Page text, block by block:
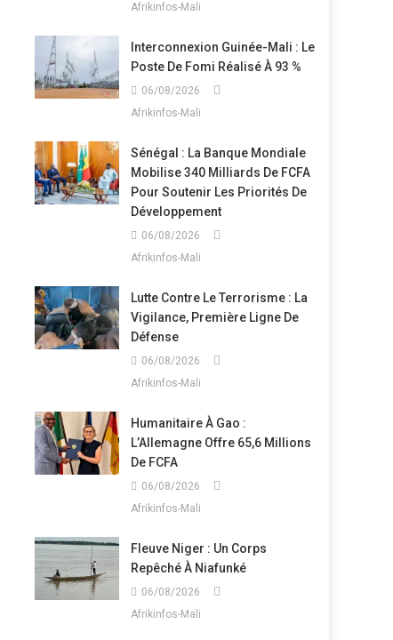
Afrikinfos-Mali
Interconnexion Guinée-Mali : Le
Poste De Fomi Réalisé À 93 %
06/08/2026
Afrikinfos-Mali
Sénégal : La Banque Mondiale
Mobilise 340 Milliards De FCFA
Pour Soutenir Les Priorités De
Développement
06/08/2026
Afrikinfos-Mali
Lutte Contre Le Terrorisme : La
Vigilance, Première Ligne De
Défense
06/08/2026
Afrikinfos-Mali
Humanitaire À Gao :
L’Allemagne Offre 65,6 Millions
De FCFA
06/08/2026
Afrikinfos-Mali
Fleuve Niger : Un Corps
Repêché À Niafunké
06/08/2026
Afrikinfos-Mali